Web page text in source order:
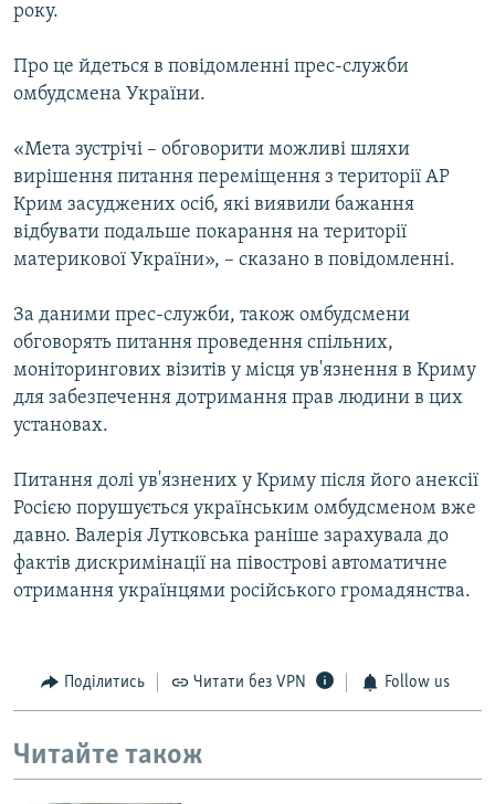
року.
Про це йдеться в повідомленні прес-служби
омбудсмена України.
«Мета зустрічі – обговорити можливі шляхи
вирішення питання переміщення з території АР
Крим засуджених осіб, які виявили бажання
відбувати подальше покарання на території
материкової України», – сказано в повідомленні.
За даними прес-служби, також омбудсмени
обговорять питання проведення спільних,
моніторингових візитів у місця ув'язнення в Криму
для забезпечення дотримання прав людини в цих
установах.
Питання долі ув'язнених у Криму після його анексії
Росією порушується українським омбудсменом вже
давно. Валерія Лутковська раніше зарахувала до
фактів дискримінації на півострові автоматичне
отримання українцями російського громадянства.
Поділитись Читати без VPN Follow us
Читайте також